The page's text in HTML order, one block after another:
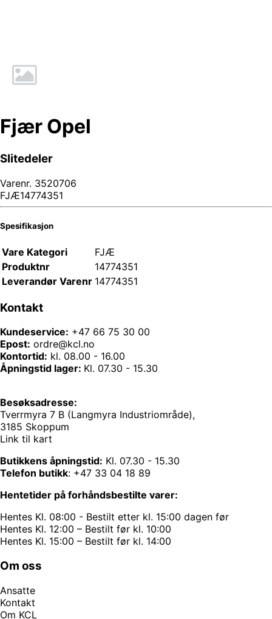
Fjær Opel
Slitedeler
Varenr. 3520706
FJÆ14774351
Spesifikasjon
Vare Kategori
FJÆ
Produktnr
14774351
Leverandør Varenr 14774351
Kontakt
Kundeservice: +47 66 75 30 00
Epost: ordre@kcl.no
Kontortid: kl. 08.00 - 16.00
Åpningstid lager: Kl. 07.30 - 15.30
Besøksadresse:
Tverrmyra 7 B (Langmyra Industriområde),
3185 Skoppum
Link til kart
Butikkens åpningstid: Kl. 07.30 - 15.30
Telefon butikk: +47 33 04 18 89
Hentetider på forhåndsbestilte varer:
Hentes Kl. 08:00 - Bestilt etter kl. 15:00 dagen før
Hentes Kl. 12:00 – Bestilt før kl. 10:00
Hentes Kl. 15:00 – Bestilt før kl. 14:00
Om oss
Ansatte
Kontakt
Om KCL